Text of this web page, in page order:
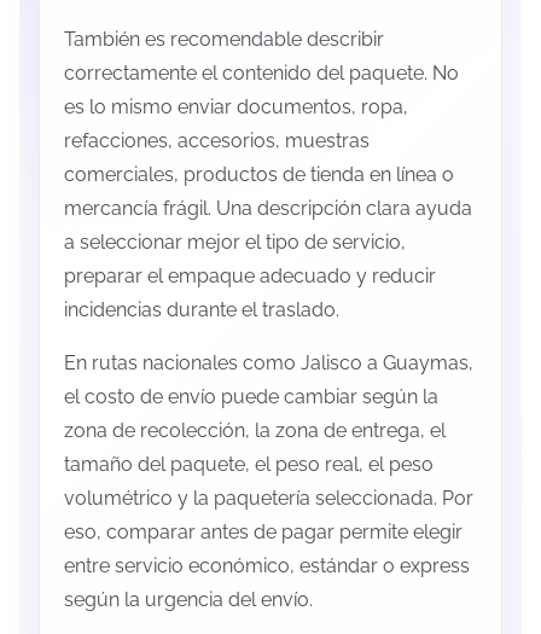
También es recomendable describir
correctamente el contenido del paquete. No
es lo mismo enviar documentos, ropa,
refacciones, accesorios, muestras
comerciales, productos de tienda en línea o
mercancía frágil. Una descripción clara ayuda
a seleccionar mejor el tipo de servicio,
preparar el empaque adecuado y reducir
incidencias durante el traslado.
En rutas nacionales como Jalisco a Guaymas,
el costo de envío puede cambiar según la
zona de recolección, la zona de entrega, el
tamaño del paquete, el peso real, el peso
volumétrico y la paquetería seleccionada. Por
eso, comparar antes de pagar permite elegir
entre servicio económico, estándar o express
según la urgencia del envío.